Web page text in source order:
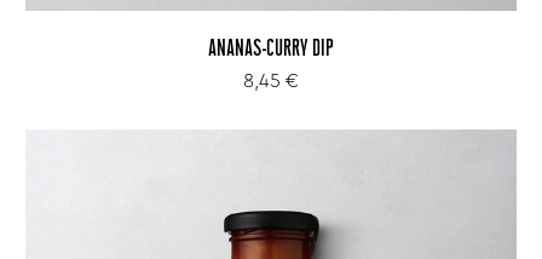
ANANAS-CURRY DIP
8,45 €